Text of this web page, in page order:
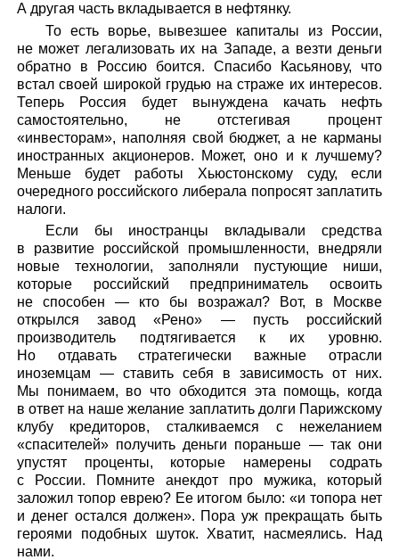
А другая часть вкладывается в нефтянку.
То есть ворье, вывезшее капиталы из России,
не может легализовать их на Западе, а везти деньги
обратно в Россию боится. Спасибо Касьянову, что
встал своей широкой грудью на страже их интересов.
Теперь Россия будет вынуждена качать нефть
самостоятельно, не отстегивая процент
«инвесторам», наполняя свой бюджет, а не карманы
иностранных акционеров. Может, оно и к лучшему?
Меньше будет работы Хьюстонскому суду, если
очередного российского либерала попросят заплатить
налоги.
Если бы иностранцы вкладывали средства
в развитие российской промышленности, внедряли
новые технологии, заполняли пустующие ниши,
которые российский предприниматель освоить
не способен — кто бы возражал? Вот, в Москве
открылся завод «Рено» — пусть российский
производитель подтягивается к их уровню.
Но отдавать стратегически важные отрасли
иноземцам — ставить себя в зависимость от них.
Мы понимаем, во что обходится эта помощь, когда
в ответ на наше желание заплатить долги Парижскому
клубу кредиторов, сталкиваемся с нежеланием
«спасителей» получить деньги пораньше — так они
упустят проценты, которые намерены содрать
с России. Помните анекдот про мужика, который
заложил топор еврею? Ее итогом было: «и топора нет
и денег остался должен». Пора уж прекращать быть
героями подобных шуток. Хватит, насмеялись. Над
нами.